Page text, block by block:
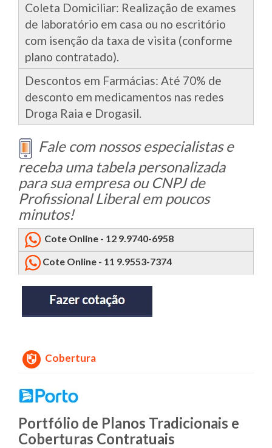
Coleta Domiciliar: Realização de exames
de laboratório em casa ou no escritório
com isenção da taxa de visita (conforme
plano contratado).
Descontos em Farmácias: Até 70% de
desconto em medicamentos nas redes
Droga Raia e Drogasil.
Fale com nossos especialistas e
receba uma tabela personalizada
para sua empresa ou CNPJ de
Profissional Liberal em poucos
minutos!
Cote Online - 12 9.9740-6958
Cote Online - 11 9.9553-7374
Cobertura
Portfólio de Planos Tradicionais e
Coberturas Contratuais